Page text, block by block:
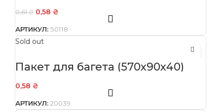
0,61₴ 0,58 ₴
АРТИКУЛ: 50118
Sold out
Пакет для багета (570х90х40)
0,58 ₴
АРТИКУЛ: 20039